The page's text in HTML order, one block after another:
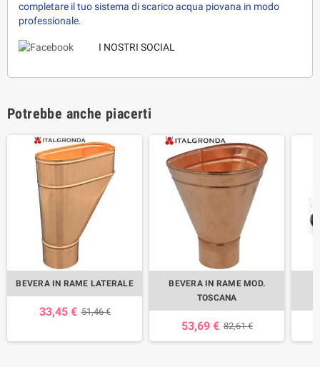
completare il tuo sistema di scarico acqua piovana in modo
professionale.
I NOSTRI SOCIAL
Potrebbe anche piacerti
BEVERA IN RAME LATERALE
33,45 € 51,46 €
BEVERA IN RAME MOD.
TOSCANA
53,69 € 82,61 €